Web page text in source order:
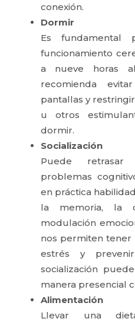
conexión.
Dormir
Es fundamental
funcionamiento
a nueve horas
recomienda
pantallas y
u otros
dormir.
Socialización
Puede
problemas
en práctica
la memoria, la
modulación
nos permiten
estrés y
socialización
manera presencial
Alimentación
Llevar una